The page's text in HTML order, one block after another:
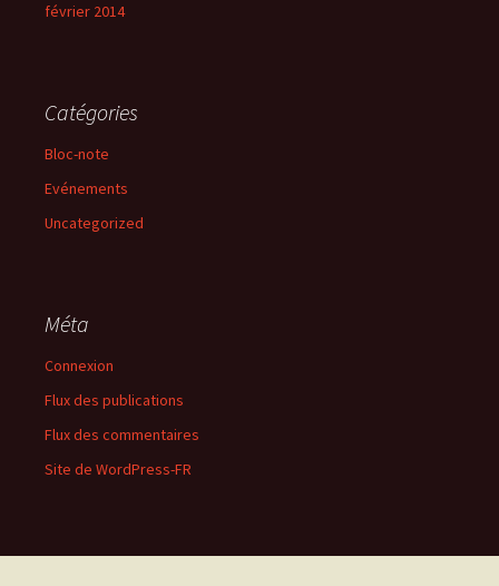
février 2014
Catégories
Bloc-note
Evénements
Uncategorized
Méta
Connexion
Flux des publications
Flux des commentaires
Site de WordPress-FR